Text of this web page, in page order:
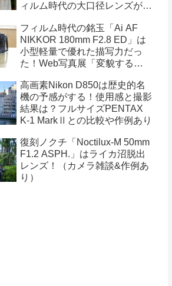
ィルム時代の大口径レンズが魅
あり）
フィルム時代の銘玉「Ai AF
NIKKOR 180mm F2.8 ED」は
小型軽量で優れた描写力だっ
た！Web写真展「変貌する渋
高画素Nikon D850は歴史的名
機の予感がする！使用感と撮影
結果は？フルサイズPENTAX
K-1 MarkⅡとの比較や作例あり
復刻ノクチ「Noctilux-M 50mm
F1.2 ASPH.」はライカ沼脱出
レンズ！（カメラ雑談&作例あ
り）